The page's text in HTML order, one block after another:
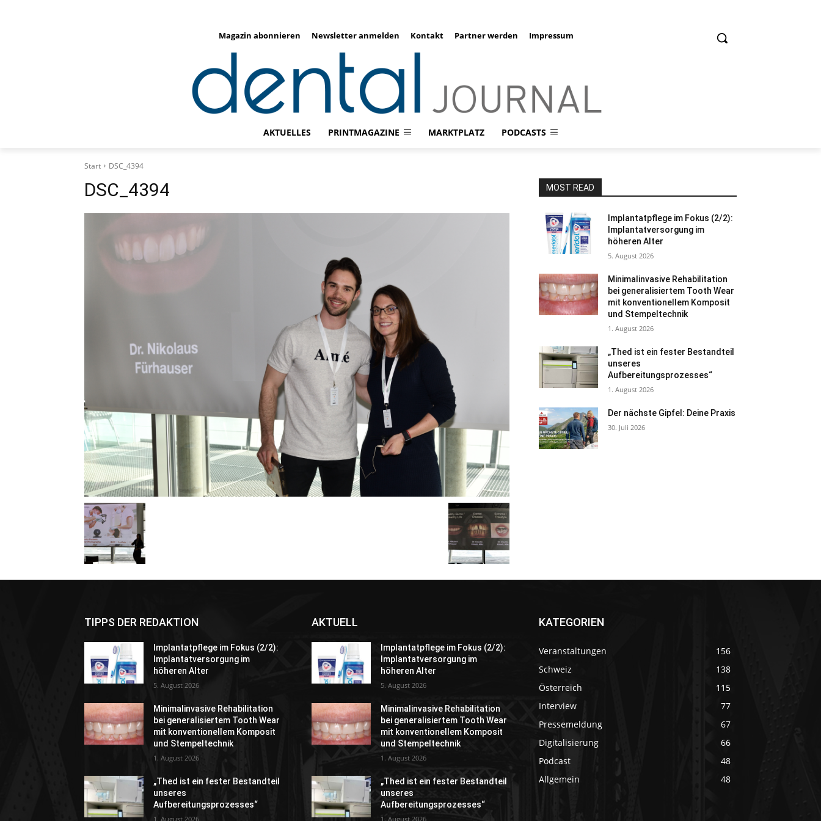
Magazin abonnieren Newsletter anmelden Kontakt Partner werden Impressum
AKTUELLES PRINTMAGAZINE MARKTPLATZ PODCASTS
Start DSC_4394
DSC_4394 MOST READ
Implantatpflege im Fokus (2/2):
Implantatversorgung im
höheren Alter
5. August 2026
Minimalinvasive Rehabilitation
bei generalisiertem Tooth Wear
mit konventionellem Komposit
und Stempeltechnik
1. August 2026
„Thed ist ein fester Bestandteil
unseres
Aufbereitungsprozesses“
1. August 2026
Der nächste Gipfel: Deine Praxis
30. Juli 2026
TIPPS DER REDAKTION
Implantatpflege im Fokus (2/2):
Implantatversorgung im
höheren Alter
5. August 2026
Minimalinvasive Rehabilitation
bei generalisiertem Tooth Wear
mit konventionellem Komposit
und Stempeltechnik
1. August 2026
„Thed ist ein fester Bestandteil
unseres
Aufbereitungsprozesses“
1. August 2026
AKTUELL
Implantatpflege im Fokus (2/2):
Implantatversorgung im
höheren Alter
5. August 2026
Minimalinvasive Rehabilitation
bei generalisiertem Tooth Wear
mit konventionellem Komposit
und Stempeltechnik
1. August 2026
„Thed ist ein fester Bestandteil
unseres
Aufbereitungsprozesses“
1. August 2026
KATEGORIEN
Veranstaltungen
156
Schweiz
138
Österreich
115
Interview
77
Pressemeldung
67
Digitalisierung
66
Podcast
48
Allgemein
48